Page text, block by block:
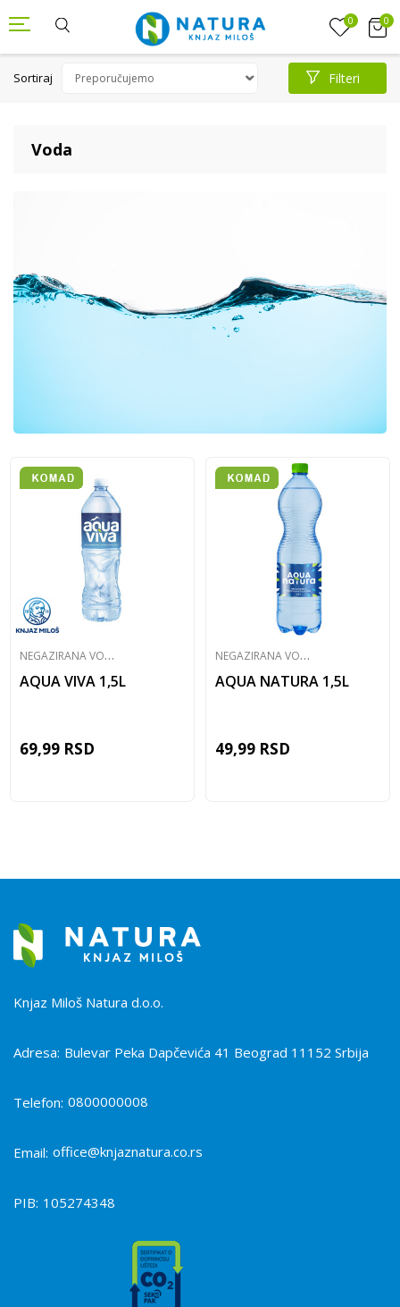
0 0
Voda
Sortiraj Filteri
N
EGAZIRANA VODA
AQUA VIVA 1,5L
69,99 RSD
N
EGAZIRANA VODA
AQUA NATURA 1,5L
49,99 RSD
Knjaz Miloš Natura d.o.o.
Adresa: Bulevar Peka Dapčevića 41 Beograd 11152 Srbija
Telefon: 0800000008
Email: office@knjaznatura.co.rs
PIB: 105274348